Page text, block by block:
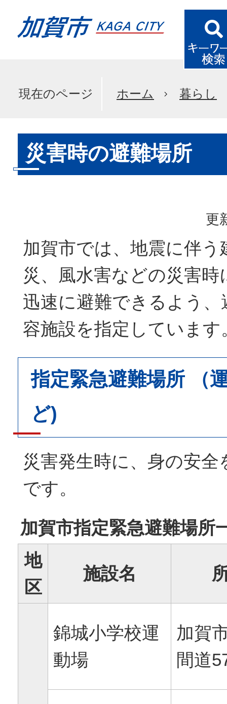
現在のページ ホーム 暮らし
災害時の避難場所
更
加賀市では、地震に伴う
災、風水害などの災害時
迅速に避難できるよう、
容施設を指定しています
指定緊急避難場所 （
ど)
災害発生時に、身の安全
です。
加賀市指定緊急避難場所
地
区
施設名
錦城小学校運
動場
加賀
間道